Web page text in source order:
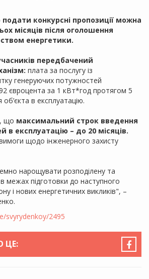
подати конкурсні пропозиції можна
місяців після оголошення
енергетики.
передбачений
плата за послугу із
генеруючих потужностей
євроцента за 1 кВт*год протягом 5
об’єкта в експлуатацію.
що максимальний строк введення
в експлуатацію – до 20 місяців.
щодо інженерного захисту
нарощувати розподілену та
межах підготовки до наступного
і нових енергетичних викликів", –
svyrydenkoy/2495
ЦЕ: